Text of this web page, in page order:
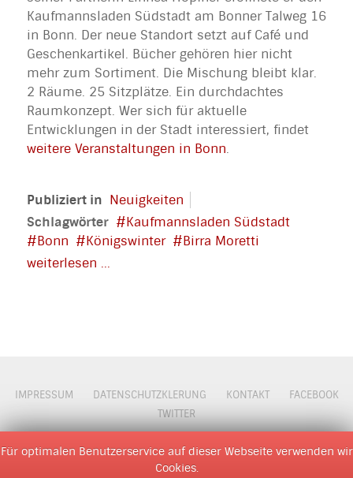
Kaufmannsladen Südstadt am Bonner Talweg 16
in Bonn. Der neue Standort setzt auf Café und
Geschenkartikel. Bücher gehören hier nicht
mehr zum Sortiment. Die Mischung bleibt klar.
2 Räume. 25 Sitzplätze. Ein durchdachtes
Raumkonzept. Wer sich für aktuelle
Entwicklungen in der Stadt interessiert, findet
weitere Veranstaltungen in Bonn.
Publiziert in Neuigkeiten
Schlagwörter
Kaufmannsladen Südstadt
Bonn
Königswinter
Birra Moretti
weiterlesen ...
IMPRESSUM DATENSCHUTZKLERUNG KONTAKT
FACEBOOK
TWITTER
© 2009 - 2026 D M O Z
Für optimalen Benutzerservice auf dieser Webseite verwenden wir
Cookies.